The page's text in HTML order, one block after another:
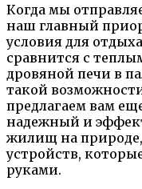
Когда мы
наш главный
условия для
сравнится с
дровяной печи в
такой
предлагаем вам
надежный и
жилищ на
устройств,
руками.